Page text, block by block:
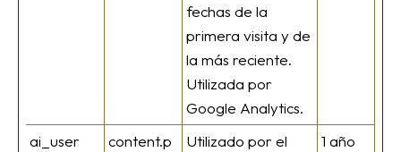
fechas de la
primera visita y de
la más reciente.
Utilizada por
Google Analytics.
ai_user
content.p
Utilizado por el
1 año